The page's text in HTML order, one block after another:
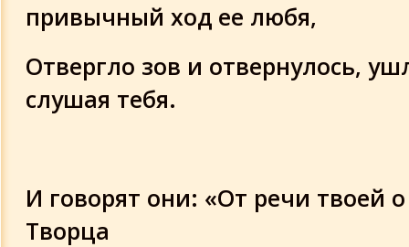
привычный ход ее любя,
Отвергло зов и отвернулось,
слушая тебя.
И говорят они: «От речи твоей
Творца